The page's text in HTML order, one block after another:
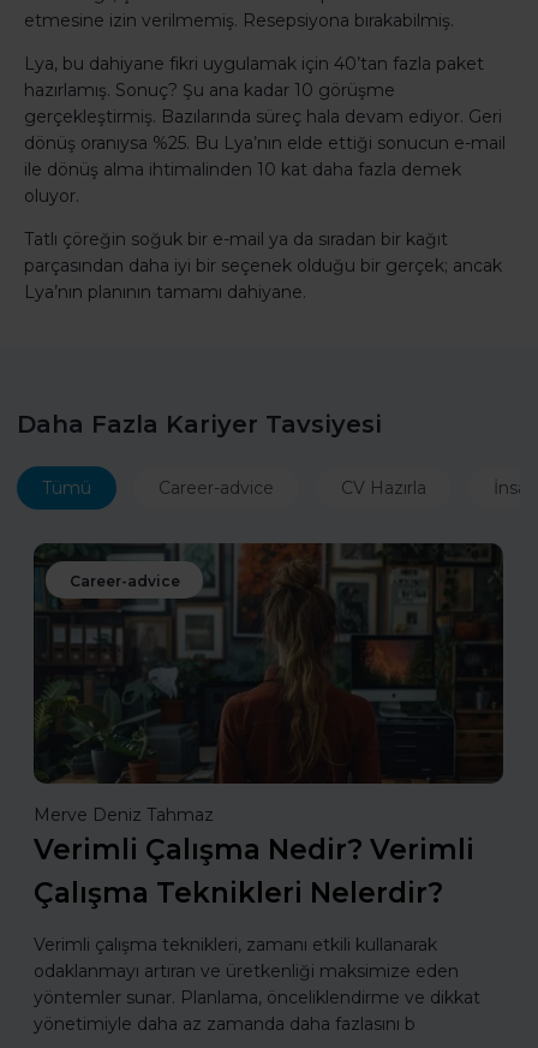
etmesine izin verilmemiş. Resepsiyona bırakabilmiş.
Lya, bu dahiyane fikri uygulamak için 40’tan fazla paket
hazırlamış. Sonuç? Şu ana kadar 10 görüşme
gerçekleştirmiş. Bazılarında süreç hala devam ediyor. Geri
dönüş oranıysa %25. Bu Lya’nın elde ettiği sonucun e-mail
ile dönüş alma ihtimalinden 10 kat daha fazla demek
oluyor.
Tatlı çöreğin soğuk bir e-mail ya da sıradan bir kağıt
parçasından daha iyi bir seçenek olduğu bir gerçek; ancak
Lya’nın planının tamamı dahiyane.
Daha Fazla Kariyer Tavsiyesi
Tümü Career-advice CV Hazırla
Career-advice
Merve Deniz Tahmaz
Verimli Çalışma Nedir? Verimli
Çalışma Teknikleri Nelerdir?
Verimli çalışma teknikleri, zamanı etkili kullanarak
odaklanmayı artıran ve üretkenliği maksimize eden
yöntemler sunar. Planlama, önceliklendirme ve dikkat
yönetimiyle daha az zamanda daha fazlasını b